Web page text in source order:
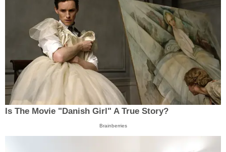
Is The Movie "Danish Girl" A True Story?
Brainberries